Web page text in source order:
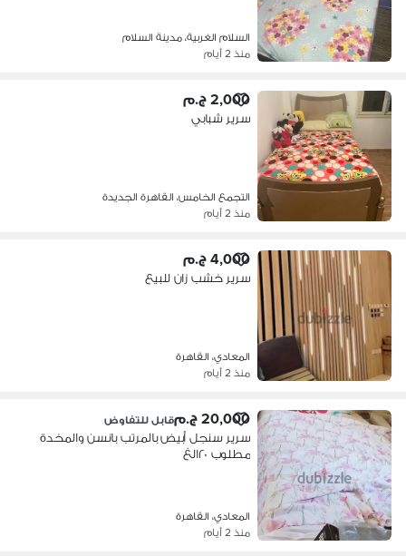
السلام الغربية، مدينة السلام
منذ 2 أيام
2,000 ج.م
سرير شبابي
التجمع الخامس، القاهرة الجديدة
منذ 2 أيام
4,000 ج.م
سرير خشب زان للبيع
المعادي، القاهرة
منذ 2 أيام
20,000 ج.م قابل للتفاوض
سرير سنجل أبيض بالمرتب بانسن والمخدة
مطلوب ٢٠الغ
المعادي، القاهرة
منذ 2 أيام